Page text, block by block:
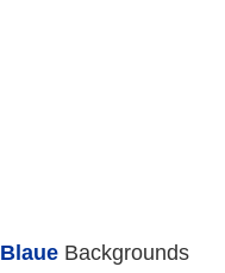
BlaueBackgrounds